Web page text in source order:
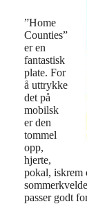
”Home
Counties”
er en
fantastisk
plate. For
å uttrykke
det på
mobilsk
er den
tommel
opp,
hjerte,
pokal, iskrem
passer godt